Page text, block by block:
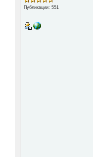
Публикации: 551